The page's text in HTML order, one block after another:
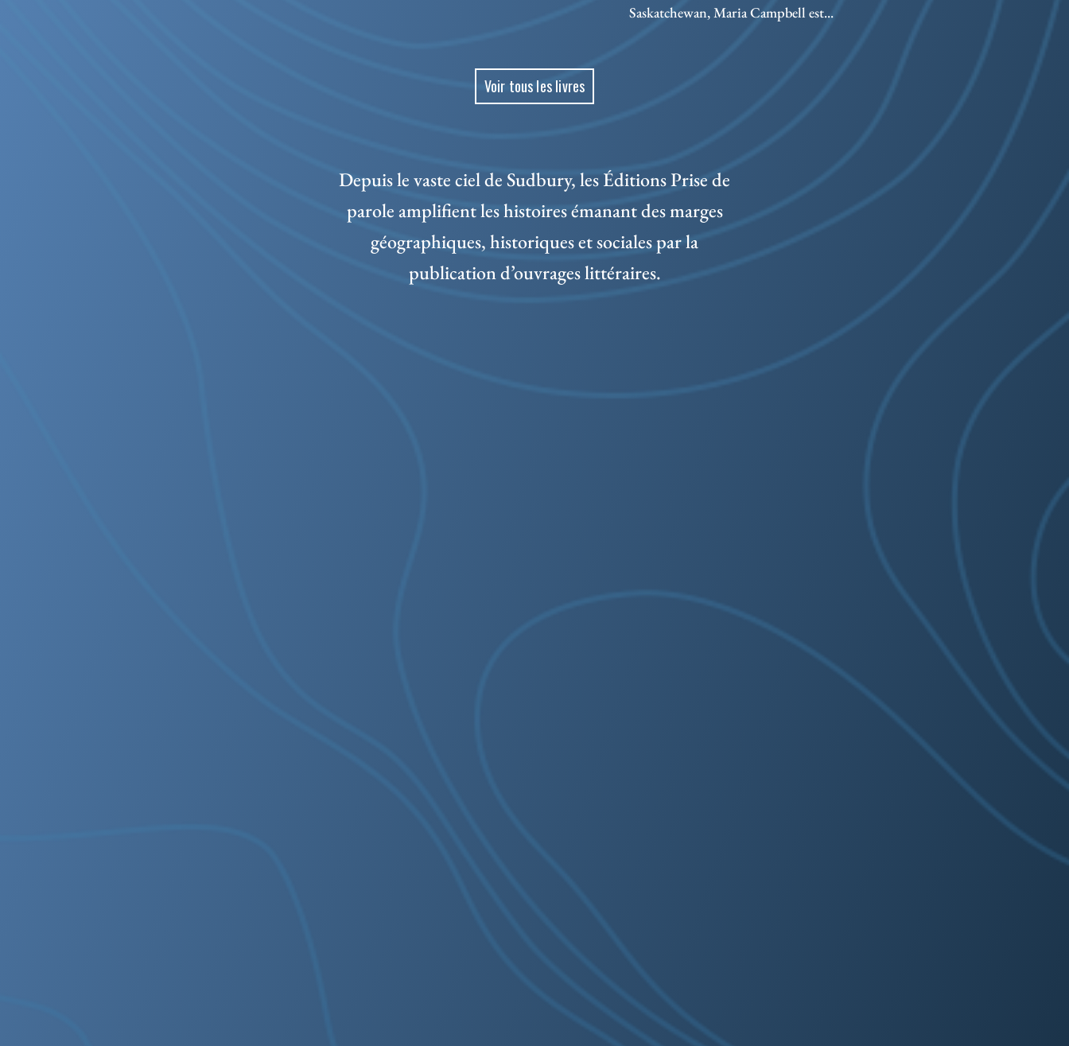
Saskatchewan, Maria Campbell est...
Voir tous les livres
Depuis le vaste ciel de Sudbury, les Éditions Prise de
parole amplifient les histoires émanant des marges
géographiques, historiques et sociales par la
publication d’ouvrages littéraires.